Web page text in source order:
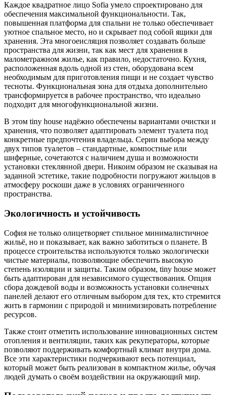
Каждое квадратное лицо Sofia умело спроектировано для
обеспечения максимальной функциональности. Так,
повышенная платформа для спальни не только обеспечивает
уютное спальное место, но и скрывает под собой ящики для
хранения. Эта многоеисляция позволяет создавать больше
пространства для жизни, так как мест для хранения в
малометражном жилье, как правило, недостаточно. Кухня,
расположенная вдоль одной из стен, оборудована всем
необходимым для приготовления пищи и не создает чувство
тесноты. Функциональная зона для отдыха дополнительно
трансформируется в рабочее пространство, что идеально
подходит для многофункциональной жизни.
В этом tiny house надёжно обеспечены вариантами очистки и
хранения, что позволяет адаптировать элемент туалета под
конкретные предпочтения владельца. Серии выбора между
двух типов туалетов – стандартные, компостные или
шиферные, сочетаются с наличием душа и возможности
установки стеклянной двери. Никоим образом не сказывая на
заданной эстетике, такие подробности погружают жильцов в
атмосферу роскоши даже в условиях ограниченного
пространства.
Экологичность и устойчивость
София не только олицетворяет стильное минималистичное
жильё, но и показывает, как важно заботиться о планете. В
процессе строительства используются только экологически
чистые материалы, позволяющие обеспечить высокую
степень изоляции и защиты. Таким образом, tiny house может
быть адаптирован для независимого существования. Опция
сбора дождевой воды и возможность установки солнечных
панелей делают его отличным выбором для тех, кто стремится
жить в гармонии с природой и минимизировать потребление
ресурсов.
Также стоит отметить использование инновационных систем
отопления и вентиляции, таких как рекуператоры, которые
позволяют поддерживать комфортный климат внутри дома.
Все эти характеристики подчеркивают весь потенциал,
который может быть реализован в компактном жилье, обучая
людей думать о своём воздействии на окружающий мир.